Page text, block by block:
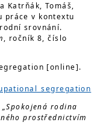
Katrňák, Tomáš,
práce v kontextu
srovnání.
, ročník 8, číslo
[online].
rodina
prostřednictvím